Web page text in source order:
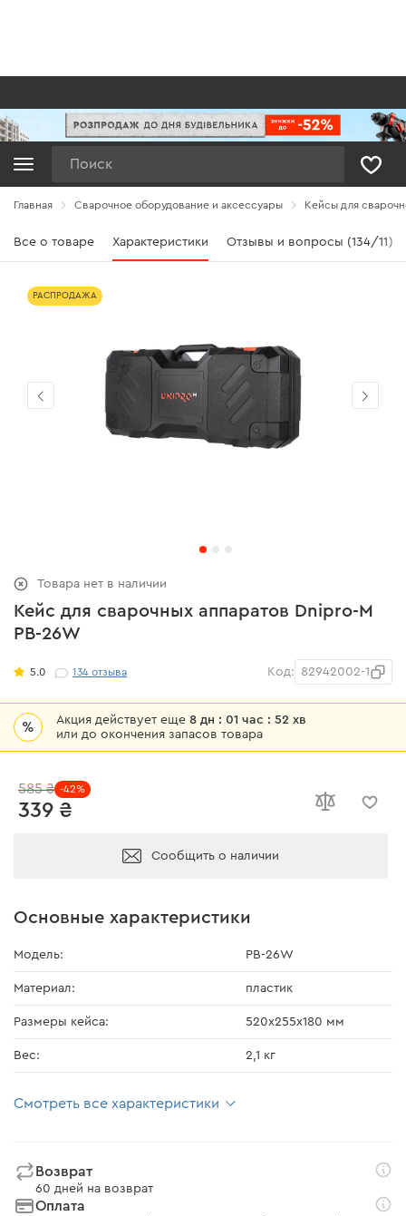
Главная Сварочное оборудование и аксессуары Кейсы для
Все о товаре Характеристики Отзывы и вопросы (134/11)
Кейс для сварочных аппаратов Dnipro-M
PB-26W
5.0 134отзыва Код: 82942002-1
% Акция действует еще8 дн : 01 час : 52 хв
или до окончения запасов товара
339 ₴
585 ₴ -42%
Сообщить о наличии
Товара нет в наличии
Основные характеристики
Модель: PB-26W
Материал: пластик
Размеры кейса: 520х255х180 мм
Вес: 2,1 кг
Смотреть все характеристики
Возврат
60 дней на возврат
Оплата
РАСПРОДАЖА